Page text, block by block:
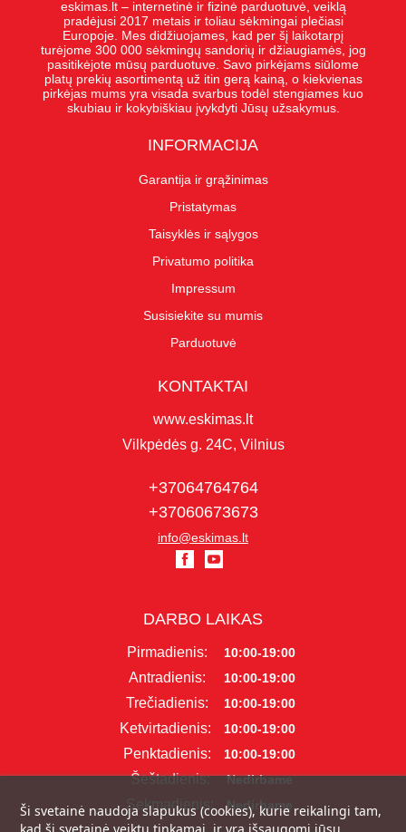
eskimas.lt – internetinė ir fizinė parduotuvė, veiklą
pradėjusi 2017 metais ir toliau sėkmingai plečiasi
Europoje. Mes didžiuojames, kad per šį laikotarpį
turėjome 300 000 sėkmingų sandorių ir džiaugiamės, jog
pasitikėjote mūsų parduotuve. Savo pirkėjams siūlome
platų prekių asortimentą už itin gerą kainą, o kiekvienas
pirkėjas mums yra visada svarbus todėl stengiames kuo
skubiau ir kokybiškiau įvykdyti Jūsų užsakymus.
INFORMACIJA
Garantija ir grąžinimas
Pristatymas
Taisyklės ir sąlygos
Privatumo politika
Impressum
Susisiekite su mumis
Parduotuvė
KONTAKTAI
www.eskimas.lt
Vilkpėdės g. 24C, Vilnius
+37064764764
+37060673673
info@eskimas.lt
DARBO LAIKAS
Pirmadienis: 10:00-19:00
Antradienis: 10:00-19:00
Trečiadienis: 10:00-19:00
Ketvirtadienis: 10:00-19:00
Penktadienis: 10:00-19:00
Šeštadienis: Nedirbame
Sekmadienis: Nedirbame
Ši svetainė naudoja slapukus (cookies), kurie reikalingi tam,